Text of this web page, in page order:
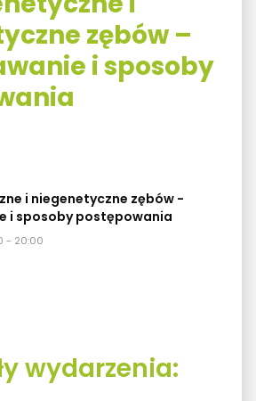
zębów –
i sposoby
i niegenetyczne zębów -
i sposoby postępowania
- 20:00
wydarzenia: